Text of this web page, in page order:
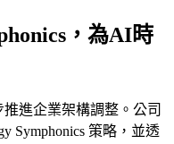
，為AI時
進企業架構調整。公司
Symphonics 策略，並透